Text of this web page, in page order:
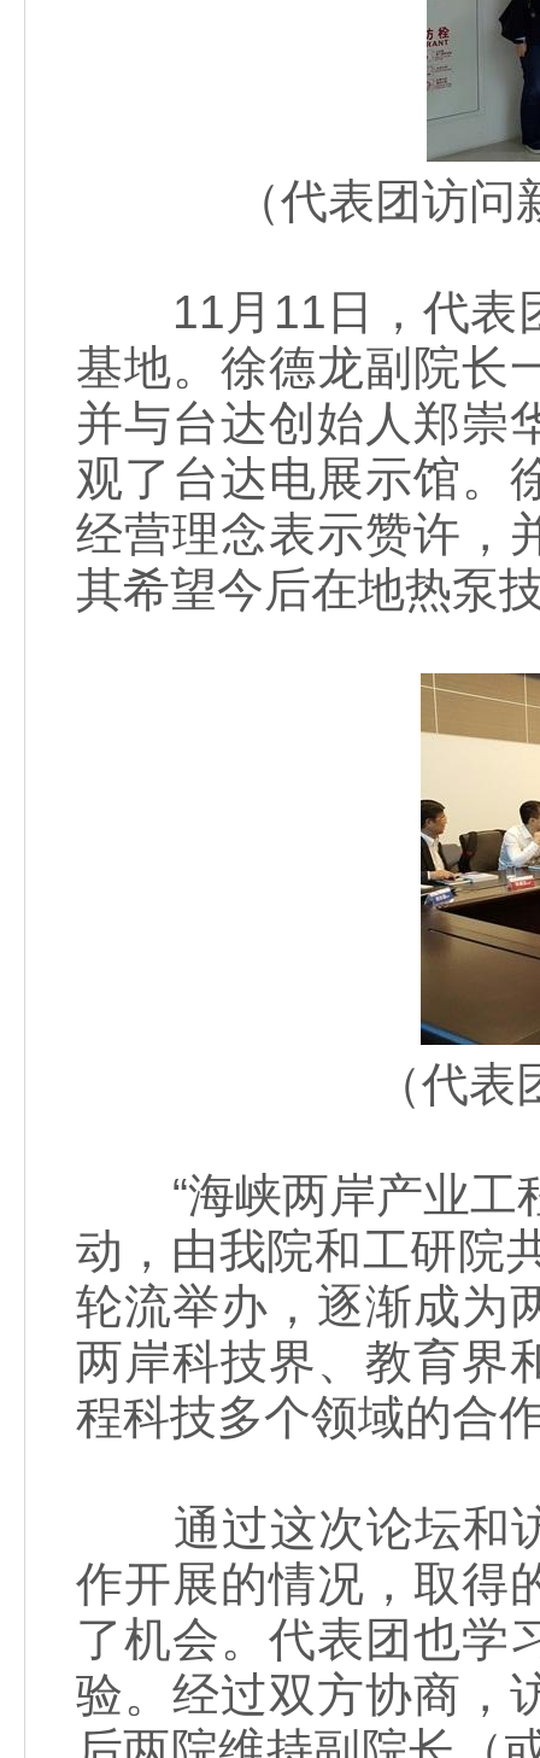
（代表团访
11月11日，代表团
基地。徐德龙副院长
并与台达创始人郑崇
观了台达电展示馆。
经营理念表示赞许，
其希望今后在地热泵
（代
“海峡两岸产业工程
动，由我院和工研院
轮流举办，逐渐成为
两岸科技界、教育界
程科技多个领域的合
通过这次论坛和访
作开展的情况，取得
了机会。代表团也学
验。经过双方协商，